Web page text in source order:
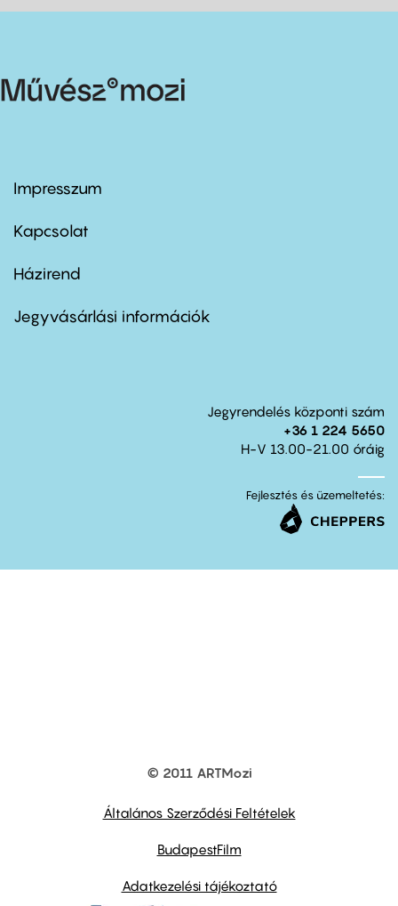
Footer
first
Impresszum
Kapcsolat
Footer
second
Házirend
Jegyvásárlási információk
Jegyrendelés központi szám
+36 1 224 5650
H-V 13.00-21.00 óráig
Fejlesztés és üzemeltetés:
© 2011 ARTMozi
Általános Szerződési Feltételek
BudapestFilm
Adatkezelési tájékoztató